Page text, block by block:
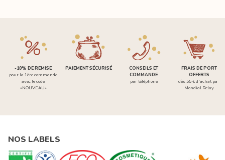
-10% DE REMISE
pour la 1ère commande
avec le code
«NOUVEAU»
PAIEMENT SÉCURISÉ
CONSEILS ET
COMMANDE
par téléphone
FRAIS DE PORT
OFFERTS
dès 55 € d'achat par
Mondial Relay
NOS LABELS